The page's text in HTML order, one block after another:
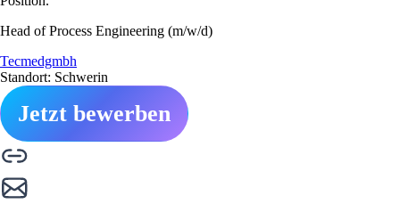
Head of Process Engineering (m/w/d)
Tecmedgmbh
Standort: Schwerin
Jetzt bewerben